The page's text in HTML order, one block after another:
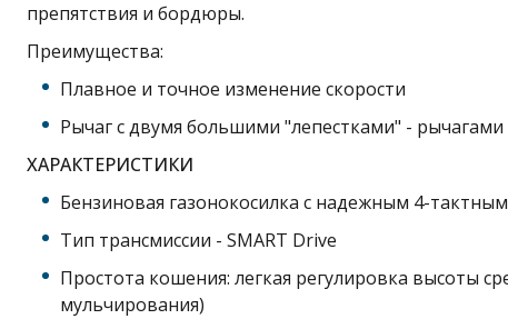
препятствия и бордюры.
Преимущества:
Плавное и точное изменение скорости
Рычаг с двумя большими "лепестками" -
ХАРАКТЕРИСТИКИ
Бензиновая газонокосилка с надежным 4-
Тип трансмиссии - SMART Drive
Простота кошения: легкая регулировка высоты
мульчирования)